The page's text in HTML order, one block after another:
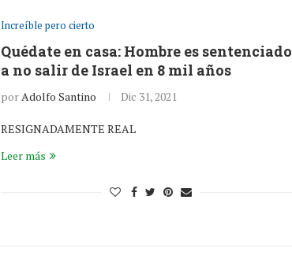
Increíble pero cierto
Quédate en casa: Hombre es sentenciado
a no salir de Israel en 8 mil años
porAdolfo Santino Dic 31, 2021
RESIGNADAMENTE REAL
Leer más